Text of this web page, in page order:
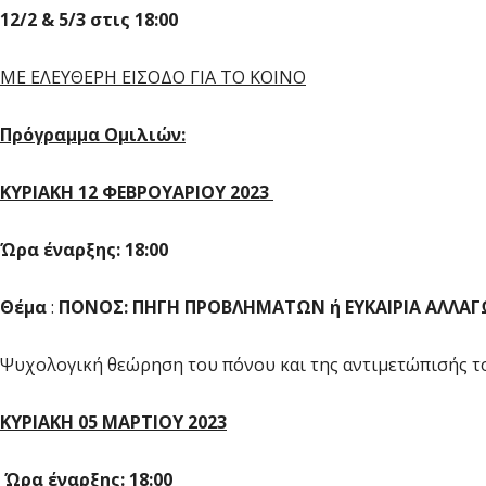
12/2 & 5/3 στις 18:00
ΜΕ ΕΛΕΥΘΕΡΗ ΕΙΣΟΔΟ ΓΙΑ ΤΟ ΚΟΙΝΟ
Πρόγραμμα Oμιλιών:
ΚΥΡΙΑΚΗ 12 ΦΕΒΡΟΥΑΡΙΟΥ 2023
Ώρα έναρξης: 18:00
Θέμα: ΠΟΝΟΣ: ΠΗΓΗ ΠΡΟΒΛΗΜΑΤΩΝ ή ΕΥΚΑΙΡΙΑ
Ψυχολογική θεώρηση του πόνου και της αντιμετώπισής
ΚΥΡΙΑΚΗ 05 ΜΑΡΤΙΟΥ 2023
Ώρα έναρξης: 18:00